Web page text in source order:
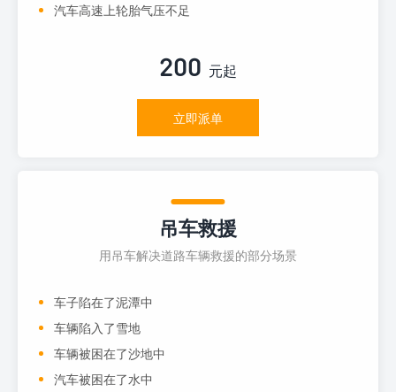
汽车高速上轮胎气压不足
200 元起
立即派单
吊车救援
用吊车解决道路车辆救援的部分场景
车子陷在了泥潭中
车辆陷入了雪地
车辆被困在了沙地中
汽车被困在了水中